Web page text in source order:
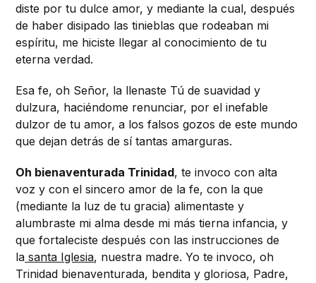
diste por tu dulce amor, y mediante la cual, después
de haber disipado las tinieblas que rodeaban mi
espíritu, me hiciste llegar al conocimiento de tu
eterna verdad.
Esa fe, oh Señor, la llenaste Tú de suavidad y
dulzura, haciéndome renunciar, por el inefable
dulzor de tu amor, a los falsos gozos de este mundo
que dejan detrás de sí tantas amarguras.
Oh bienaventurada Trinidad, te invoco con alta
voz y con el sincero amor de la fe, con la que
(mediante la luz de tu gracia) alimentaste y
alumbraste mi alma desde mi más tierna infancia, y
que fortaleciste después con las instrucciones de
la santa Iglesia, nuestra madre. Yo te invoco, oh
Trinidad bienaventurada, bendita y gloriosa, Padre,